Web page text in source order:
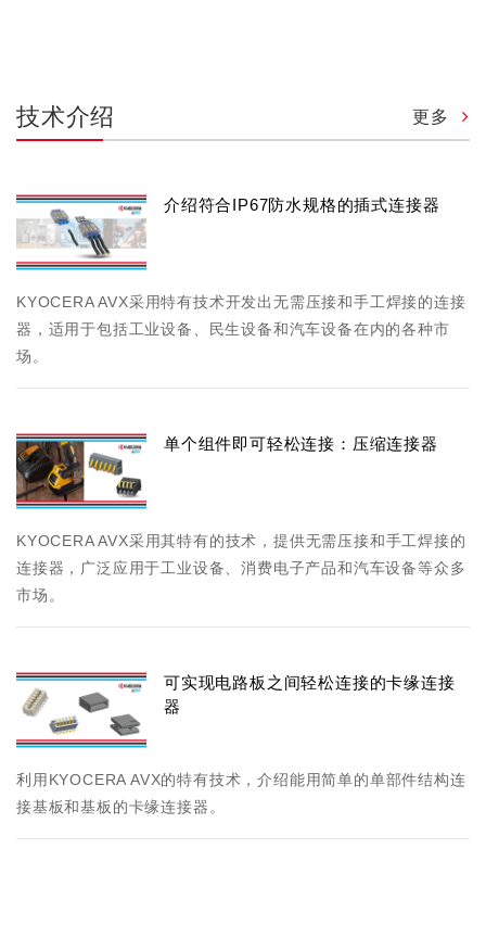
技术介绍 更多
介绍符合IP67防水规格的插式连接器
KYOCERA AVX采用特有技术开发出无需压接和手工焊接的连接
器，适用于包括工业设备、民生设备和汽车设备在内的各种市
场。
单个组件即可轻松连接：压缩连接器
KYOCERA AVX采用其特有的技术，提供无需压接和手工焊接的
连接器，广泛应用于工业设备、消费电子产品和汽车设备等众多
市场。
可实现电路板之间轻松连接的卡缘连接
器
利用KYOCERA AVX的特有技术，介绍能用简单的单部件结构连
接基板和基板的卡缘连接器。